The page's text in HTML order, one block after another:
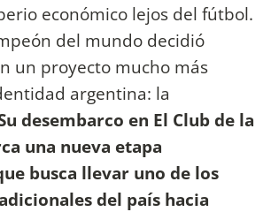
económico lejos del fútbol.
del mundo decidió
un proyecto mucho más
argentina: la
desembarco en El Club de la
una nueva etapa
busca llevar uno de los
del país hacia